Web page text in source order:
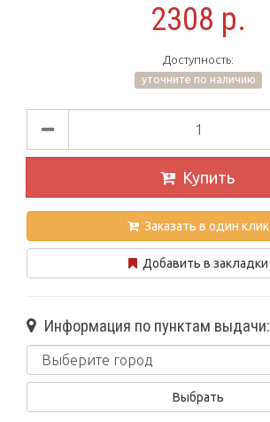
2308 р.
Доступность:
уточните по наличию
Купить
Заказать в один клик
Добавить в закладки
Информация по пунктам выдачи: